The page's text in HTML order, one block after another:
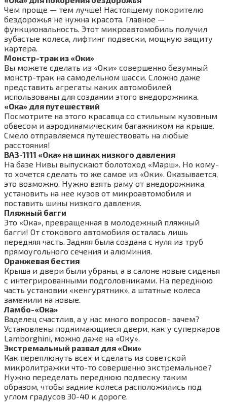
Чем проще — тем лучше! Настоящему покорителю
бездорожья не нужна красота. Главное —
функциональность. Этот микроавтомобиль получил
зубастые колеса, лифтинг подвески, мощную защиту
картера.
Монстр-трак из «Оки»
Вы можете сделать из «Оки» совершенно безумный
монстр-трак на самодельном шасси. Сложно даже
представить агрегаты каких автомобилей
использованы для создании этого внедорожника.
«Ока» для путешествий
Посмотрите на этого красавца со стильным кузовным
обвесом и аэродинамическим багажником на крыше.
Смело отправляемся путешествовать на любые
расстояния!
ВАЗ-1111 «Ока» на шинах низкого давления
На базе Нивы выпускают болотоход «Марш». Но кому-
то хочется сделать то же самое из «Оки». Оказывается,
это возможно. Нужно взять раму от внедорожника,
установить на нее кузов от микроавтомобиля и
поставить шины низкого давления.
Пляжный багги
Это «Ока», превращенная в молодежный пляжный
багги! От стокового автомобиля осталась лишь
передняя часть. Задняя была создана с нуля из труб
прямоугольного сечения и алюминия.
Оранжевая бестия
Крыша и двери были убраны, а в салоне новые сиденья
с интегрированными подголовниками. На переднюю
часть установии «кенгурятник», а штатные колеса
заменили на новые.
Ламбо-«Ока»
Ваделец счастлив, а у нас много вопросов- зачем?
Установлены поднимающиеся двери, как у суперкаров
Lamborghini, можно даже на «Оку».
Экстремальный развал для «Оки»
Как переплюнуть всех и сделать из советской
микролитражки что-то совершенно экстремальное?
Нужно переделать переднюю подвеску таким
образом, чтобы задние колеса расположились под
углом градусов 30-40 к дороге.